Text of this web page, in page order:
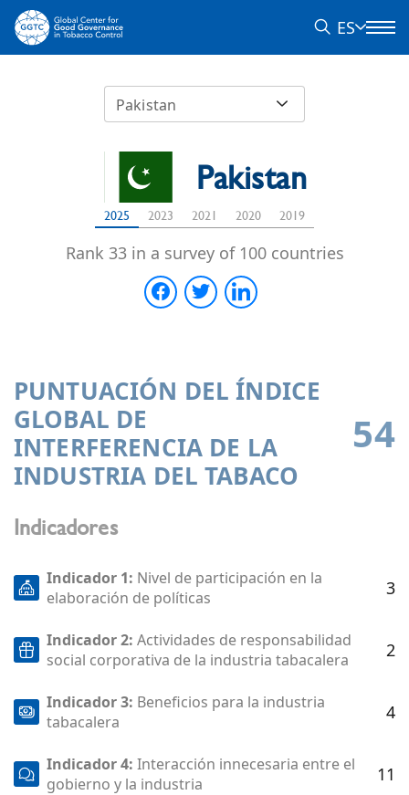
ES
Pakistan
Pakistan
2025 2023 2021 2020 2019
Rank 33 in a survey of 100 countries
PUNTUACIÓN DEL ÍNDICE
GLOBAL DE
INTERFERENCIA DE LA
INDUSTRIA DEL TABACO
54
Indicadores
Indicador 1: Nivel de participación en la
elaboración de políticas
3
Indicador 2:Actividades de responsabilidad
social corporativa de la industria tabacalera
2
Indicador 3: Beneficios para la industria
tabacalera
4
Indicador 4:Interacción innecesaria entre el
gobierno y la industria
11